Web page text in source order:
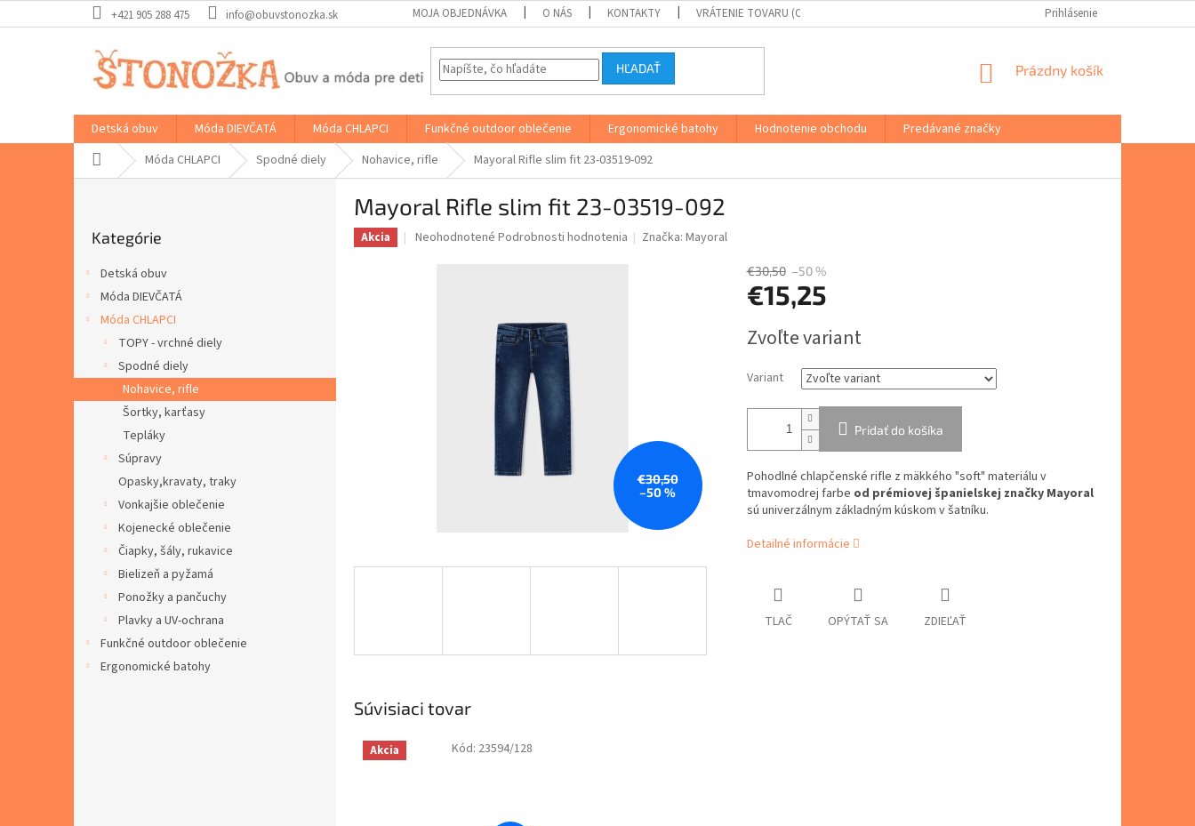
na
+421 905 288 475 info@obuvstonozka.sk MOJA OBJEDNÁVKA O NÁS KONTAKTY VRÁTENIE TOVARU (ODSTÚPENIE OD ZMLUVY) VŠEOBECNÉ OBCHODNÉ
Prihlásenie
HĽADAŤ
NÁKUPNÝ
Prázdny košík
Detská obuv Móda DIEVČATÁ Móda CHLAPCI Funkčné outdoor oblečenie Ergonomické batohy Hodnotenie obchodu
Predávané značky
DomovMóda CHLAPCI Spodné diely Nohavice, rifle Mayoral Rifle slim fit 23-03519-092
kategórie
Kategórie
Detská obuv
Móda DIEVČATÁ
Móda CHLAPCI
TOPY - vrchné diely
Spodné diely
Nohavice, rifle
Šortky, karťasy
Tepláky
Súpravy
Opasky,kravaty, traky
Vonkajšie oblečenie
Kojenecké oblečenie
Čiapky, šály, rukavice
Bielizeň a pyžamá
Ponožky a pančuchy
Plavky a UV-ochrana
Funkčné outdoor oblečenie
Ergonomické batohy
Mayoral Rifle slim fit 23-03519-092
Akcia
Priemerné
Neohodnotené Podrobnosti hodnotenia Značka:Mayoral
€30,50
–50 %
€30,50 –50 %
€15,25
cena:
Zvoľte variant
Variant
Pridať do košíka
Pohodlné chlapčenské rifle z mäkkého "soft" materiálu v
tmavomodrej farbe od prémiovej španielskej značky Mayoral
sú univerzálnym základným kúskom v šatníku.
Detailné informácie
TLAČ OPÝTAŤ SA ZDIEĽAŤ
Súvisiaci tovar
Akcia Kód: 23594/128